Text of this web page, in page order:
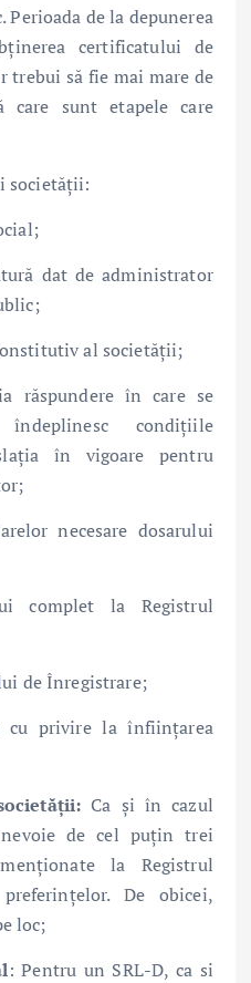
Perioada de la depunerea
certificatului de
trebui să fie mai mare de
sunt etapele care
societății:
dat de administrator
al societății;
răspundere în care se
condițiile
în vigoare pentru
necesare dosarului
complet la Registrul
de Înregistrare;
cu privire la înființarea
Ca și în cazul
de cel puțin trei
la Registrul
De obicei,
loc;
: Pentru un SRL-D, ca si